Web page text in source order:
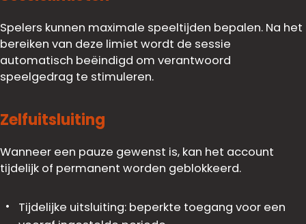
Spelers kunnen maximale speeltijden bepalen. Na het
bereiken van deze limiet wordt de sessie
automatisch beëindigd om verantwoord
speelgedrag te stimuleren.
Zelfuitsluiting
Wanneer een pauze gewenst is, kan het account
tijdelijk of permanent worden geblokkeerd.
Tijdelijke uitsluiting: beperkte toegang voor een